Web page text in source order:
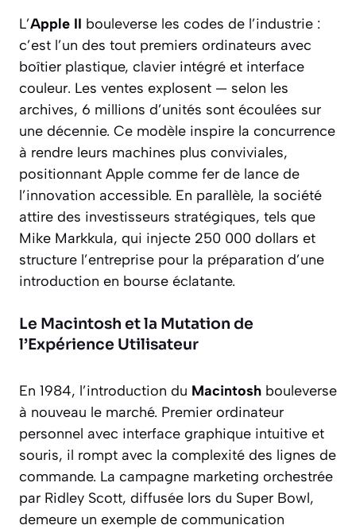
L’Apple II bouleverse les codes de l’industrie :
c’est l’un des tout premiers ordinateurs avec
boîtier plastique, clavier intégré et interface
couleur. Les ventes explosent — selon les
archives, 6 millions d’unités sont écoulées sur
une décennie. Ce modèle inspire la concurrence
à rendre leurs machines plus conviviales,
positionnant Apple comme fer de lance de
l’innovation accessible. En parallèle, la société
attire des investisseurs stratégiques, tels que
Mike Markkula, qui injecte 250 000 dollars et
structure l’entreprise pour la préparation d’une
introduction en bourse éclatante.
Le Macintosh et la Mutation de
l’Expérience Utilisateur
En 1984, l’introduction du Macintosh bouleverse
à nouveau le marché. Premier ordinateur
personnel avec interface graphique intuitive et
souris, il rompt avec la complexité des lignes de
commande. La campagne marketing orchestrée
par Ridley Scott, diffusée lors du Super Bowl,
demeure un exemple de communication